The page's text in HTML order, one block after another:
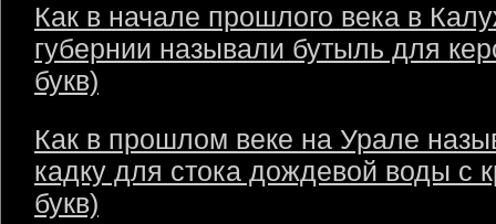
Как в начале прошлого века в
губернии называли бутыль для
букв)
Как в прошлом веке на Урале
кадку для стока дождевой воды с
букв)